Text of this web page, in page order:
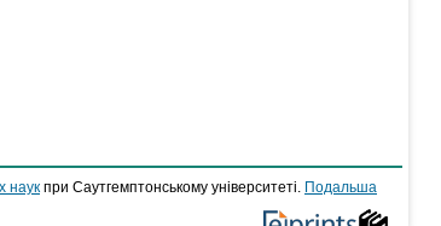
наук при Саутгемптонському університеті.
Подальша